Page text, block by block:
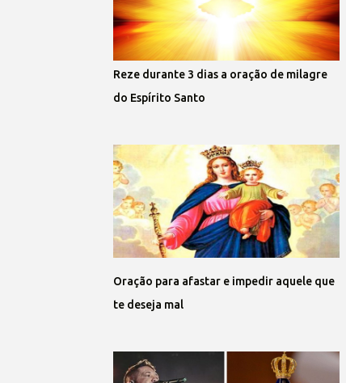
Reze durante 3 dias a oração de milagre
do Espírito Santo
Oração para afastar e impedir aquele que
te deseja mal